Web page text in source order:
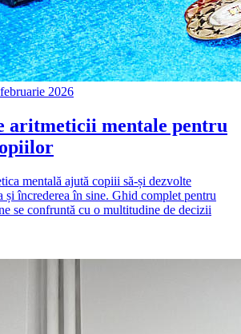
2026
aritmeticii mentale pentru
mentală ajută copiii să-și dezvolte
și încrederea în sine. Ghid complet pentru
se confruntă cu o multitudine de decizii